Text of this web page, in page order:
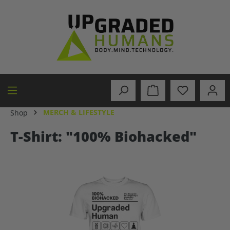
Shop MERCH & LIFESTYLE
T-Shirt: "100% Biohacked"